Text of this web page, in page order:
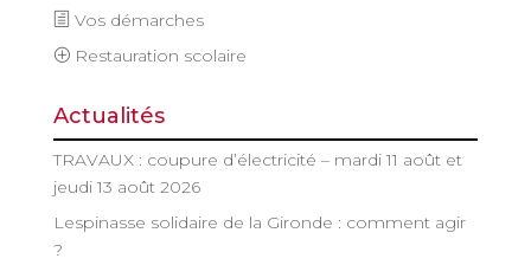
Vos démarches
Restauration scolaire
Actualités
TRAVAUX : coupure d’électricité – mardi 11 août et
jeudi 13 août 2026
Lespinasse solidaire de la Gironde : comment agir
?